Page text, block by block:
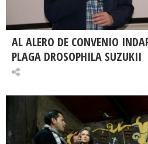
AL ALERO DE CONVENIO
PLAGA DROSOPHILA SUZUKII